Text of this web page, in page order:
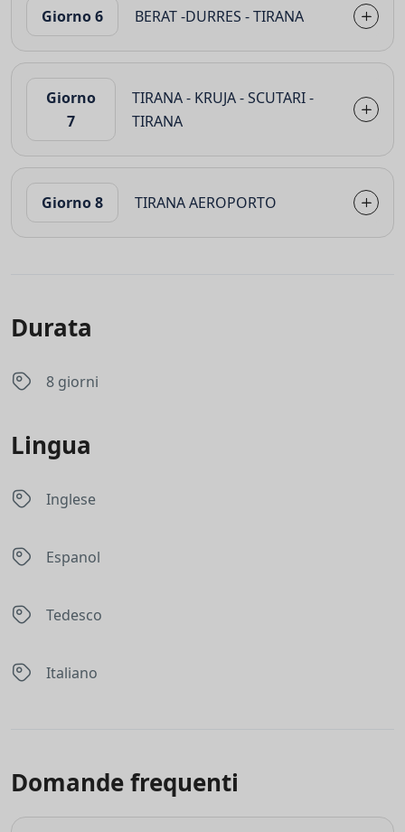
Giorno 6 BERAT -DURRES - TIRANA
Giorno
7
TIRANA - KRUJA - SCUTARI -
TIRANA
Giorno 8 TIRANA AEROPORTO
Durata
8 giorni
Lingua
Inglese
Espanol
Tedesco
Italiano
Domande frequenti